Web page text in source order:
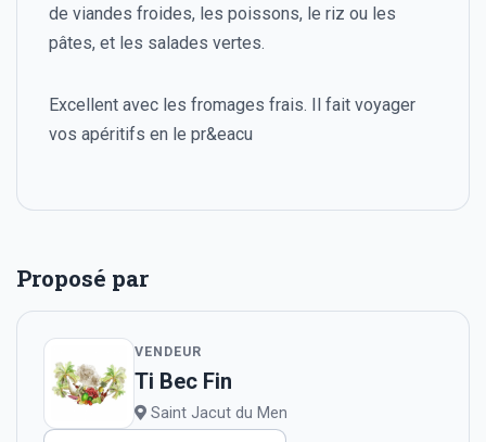
de viandes froides, les poissons, le riz ou les
pâtes, et les salades vertes.
Excellent avec les fromages frais. Il fait voyager
vos apéritifs en le pr&eacu
Proposé par
VENDEUR
Ti Bec Fin
Saint Jacut du Men